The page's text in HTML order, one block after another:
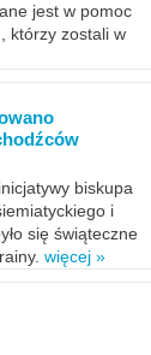
jest w pomoc
którzy zostali w
biskupa
i
się świąteczne
więcej »